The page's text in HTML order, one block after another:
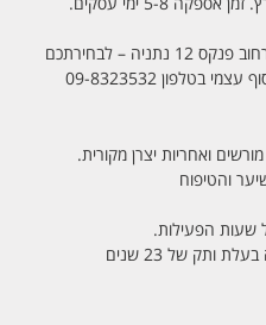
09-8323532
ואחריות יצרן מקורית.
שעות הפעילות.
ותק של 23 שנים